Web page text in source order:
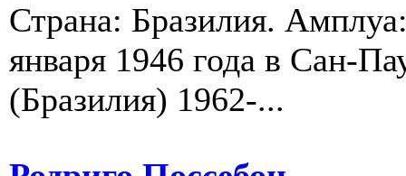
Страна: Бразилия.
января 1946 года в Сан-
(Бразилия) 1962-...